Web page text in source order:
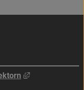
Länk till annan